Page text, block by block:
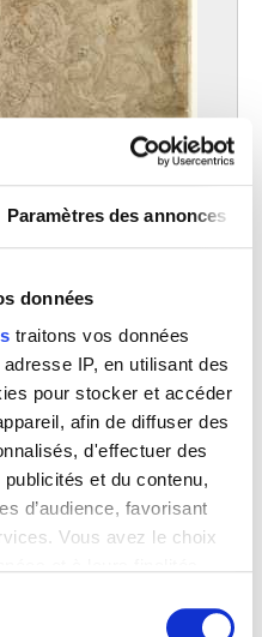
Paramètres des annonces
données
traitons vos données
IP, en utilisant des
pour stocker et accéder
afin de diffuser des
d'effectuer des
et du contenu,
d’audience, favorisant
Vous avez le choix
relative aux
saints